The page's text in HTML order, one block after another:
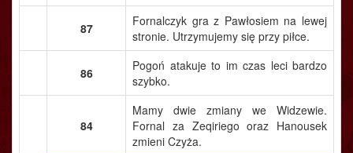
87
Fornalczyk gra z Pawłosiem na lewej
stronie. Utrzymujemy się przy piłce.
86
Pogoń atakuje to im czas leci bardzo
szybko.
84
Mamy dwie zmiany we Widzewie.
Fornal za Zeqiriego oraz Hanousek
zmieni Czyża.